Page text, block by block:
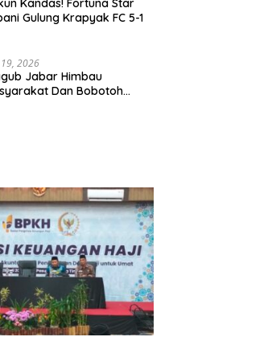
Kandas! Fortuna Star
Gulung Krapyak FC 5-1
2026
Jabar Himbau
Dan Bobotoh